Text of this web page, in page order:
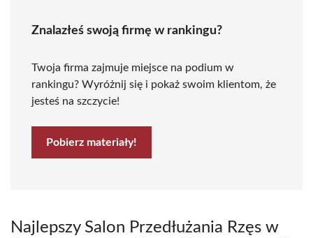
Znalazłeś swoją firmę w rankingu?
Twoja firma zajmuje miejsce na podium w
rankingu? Wyróżnij się i pokaż swoim klientom, że
jesteś na szczycie!
Pobierz materiały!
Najlepszy Salon Przedłużania Rzęs w